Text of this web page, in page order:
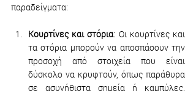
παραδείγματα:
Κουρτίνες και στόρια: Οι κουρτίνες και
τα στόρια μπορούν να αποσπάσουν την
προσοχή από στοιχεία που είναι
δύσκολο να κρυφτούν, όπως παράθυρα
σε ασυνήθιστα σημεία ή καμπύλες.